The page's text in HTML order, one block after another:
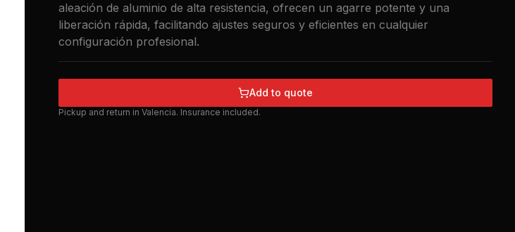
aleación de aluminio de alta resistencia, ofrecen un agarre potente y una
liberación rápida, facilitando ajustes seguros y eficientes en cualquier
configuración profesional.
Add to quote
Pickup and return in Valencia. Insurance included.